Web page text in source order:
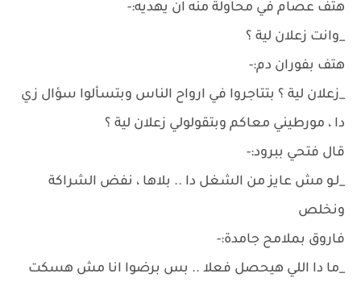
هتف عصام في محاولة منه ان يهديه:-
_وانت زعلان لية ؟
هتف بفوران دم:-
_زعلان لية ؟ بتتاجروا في ارواح الناس وبتسألوا سؤال زي
دا ، مورطيني معاكم وبتقولولي زعلان لية ؟
قال فتحي ببرود:-
_لـو مش عايز من الشغل دا .. بلاها ، نفض الشراكة
ونخلص
فاروق بملامح جامدة:-
_ما دا اللي هيحصل فعلا .. بس برضوا انا مش هسكت